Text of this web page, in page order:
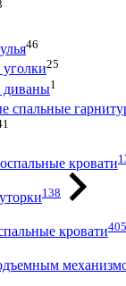
46
25
диваны1
спальные
кровати
138
кровати405